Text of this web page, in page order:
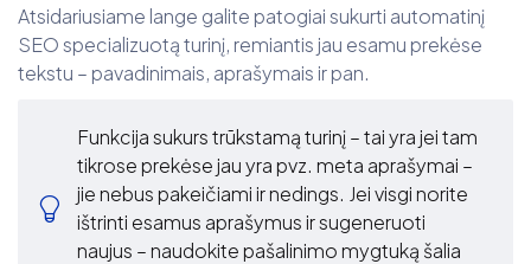
Atsidariusiame lange galite patogiai sukurti automatinį
SEO specializuotą turinį, remiantis jau esamu prekėse
tekstu – pavadinimais, aprašymais ir pan.
Funkcija sukurs trūkstamą turinį – tai yra jei tam
tikrose prekėse jau yra pvz. meta aprašymai –
jie nebus pakeičiami ir nedings. Jei visgi norite
ištrinti esamus aprašymus ir sugeneruoti
naujus – naudokite pašalinimo mygtuką šalia